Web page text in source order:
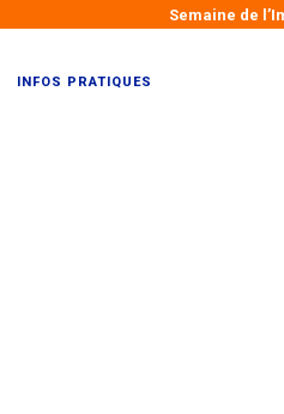
Semaine de
INFOS PRATIQUES